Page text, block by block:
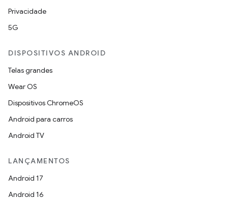
Privacidade
5G
DISPOSITIVOS ANDROID
Telas grandes
Wear OS
Dispositivos ChromeOS
Android para carros
Android TV
LANÇAMENTOS
Android 17
Android 16